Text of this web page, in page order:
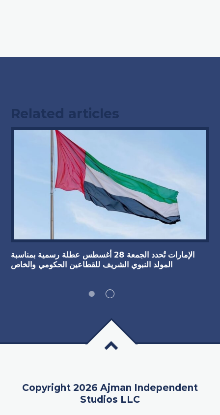
Related articles
الإمارات تُحدد الجمعة 28 أغسطس عطلة رسمية بمناسبة
المولد النبوي الشريف للقطاعين الحكومي والخاص
Copyright 2026 Ajman Independent
Studios LLC